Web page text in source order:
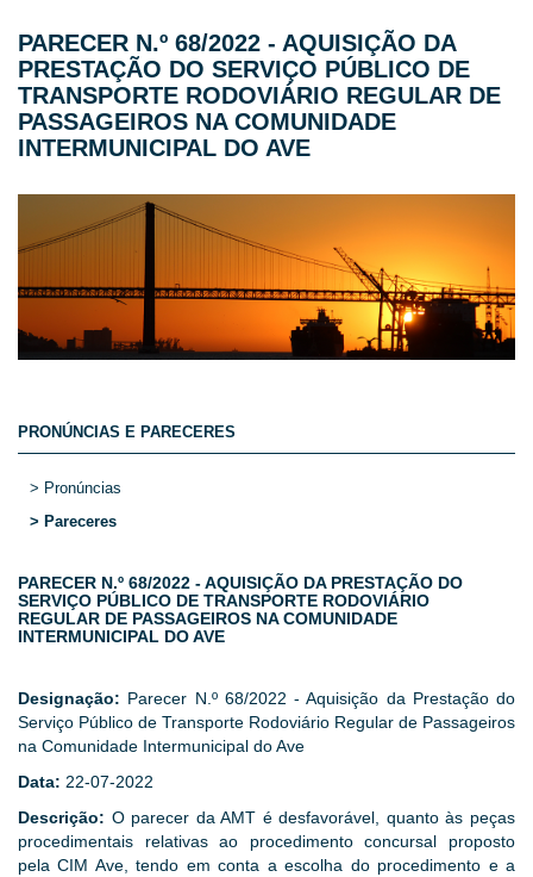
PARECER N.º 68/2022 - AQUISIÇÃO DA
PRESTAÇÃO DO SERVIÇO PÚBLICO DE
TRANSPORTE RODOVIÁRIO REGULAR DE
PASSAGEIROS NA COMUNIDADE
INTERMUNICIPAL DO AVE
PRONÚNCIAS E PARECERES
> Pronúncias
> Pareceres
PARECER N.º 68/2022 - AQUISIÇÃO DA PRESTAÇÃO DO
SERVIÇO PÚBLICO DE TRANSPORTE RODOVIÁRIO
REGULAR DE PASSAGEIROS NA COMUNIDADE
INTERMUNICIPAL DO AVE
Designação: Parecer N.º 68/2022 - Aquisição da Prestação do
Serviço Público de Transporte Rodoviário Regular de Passageiros
na Comunidade Intermunicipal do Ave
Data: 22-07-2022
Descrição: O parecer da AMT é desfavorável, quanto às peças
procedimentais relativas ao procedimento concursal proposto
pela CIM Ave, tendo em conta a escolha do procedimento e a